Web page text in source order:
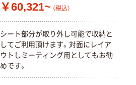
￥60,321~ （税込）
シート部分が取り外し可能で収納と
してご利用頂けます。対面にレイア
ウトしミーティング用としてもお勧
めです。